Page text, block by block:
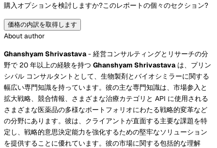
購入オプションを検討しますか?このレポートの個々のセクション?
価格の内訳を取得します
About author
Ghanshyam Shrivastava- 経営コンサルティングとリサーチの分
野で 20 年以上の経験を持つ Ghanshyam Shrivastavaは、プリン
シパル コンサルタントとして、生物製剤とバイオシミラーに関する
幅広い専門知識を持っています。彼の主な専門知識は、市場参入と
拡大戦略、競合情報、さまざまな治療カテゴリと API に使用される
さまざまな医薬品の多様なポートフォリオにわたる戦略的変革など
の分野にあります。彼は、クライアントが直面する主要な課題を特
定し、戦略的意思決定能力を強化するための堅牢なソリューション
を提供することに優れています。彼の市場に関する包括的な理解